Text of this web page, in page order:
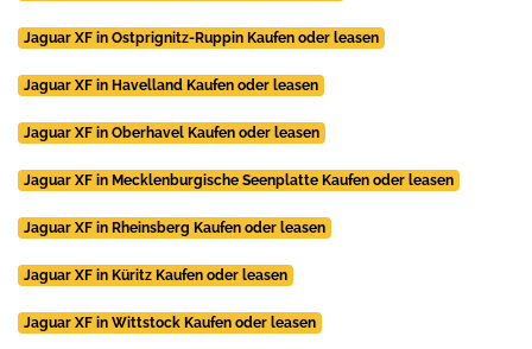
Jaguar XF in Ostprignitz-Ruppin Kaufen oder leasen
Jaguar XF in Havelland Kaufen oder leasen
Jaguar XF in Oberhavel Kaufen oder leasen
Jaguar XF in Mecklenburgische Seenplatte Kaufen oder leasen
Jaguar XF in Rheinsberg Kaufen oder leasen
Jaguar XF in Küritz Kaufen oder leasen
Jaguar XF in Wittstock Kaufen oder leasen